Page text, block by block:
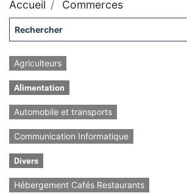
Accueil Commerces
Agriculteurs
Alimentation
Automobile et transports
Communication Informatique
Divers
Hébergement Cafés Restaurants